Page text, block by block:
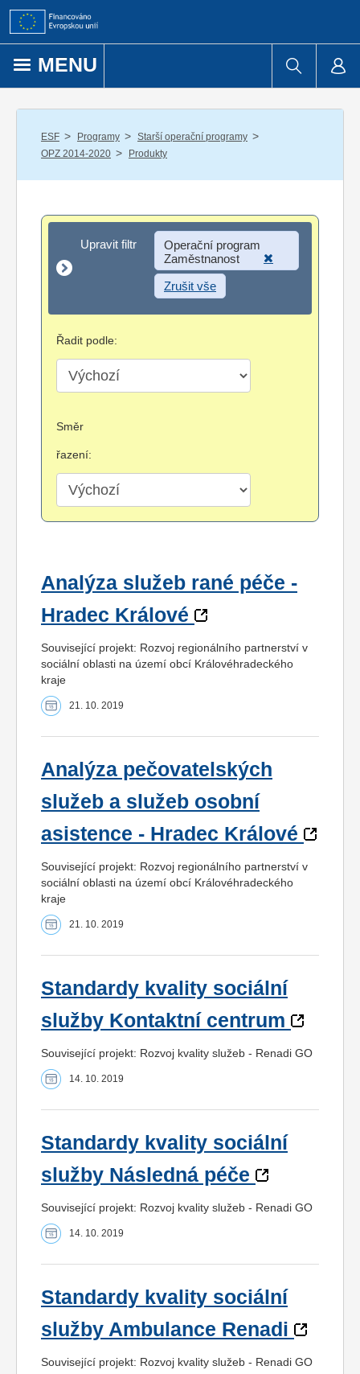
Přejít k obsahu
MENU
ESF / Programy / Starší operační programy /
OPZ 2014-2020 / Produkty
Upravit filtr
Upravit filtr
Operační program
Zaměstnanost
Zrušit vše
Řadit podle:
Směr
řazení:
Analýza služeb rané péče -
Hradec Králové
Související projekt: Rozvoj regionálního partnerství v
sociální oblasti na území obcí Královéhradeckého
kraje
21. 10. 2019
Analýza pečovatelských
služeb a služeb osobní
asistence - Hradec Králové
Související projekt: Rozvoj regionálního partnerství v
sociální oblasti na území obcí Královéhradeckého
kraje
21. 10. 2019
Standardy kvality sociální
služby Kontaktní centrum
Související projekt: Rozvoj kvality služeb - Renadi GO
14. 10. 2019
Standardy kvality sociální
služby Následná péče
Související projekt: Rozvoj kvality služeb - Renadi GO
14. 10. 2019
Standardy kvality sociální
služby Ambulance Renadi
Související projekt: Rozvoj kvality služeb - Renadi GO